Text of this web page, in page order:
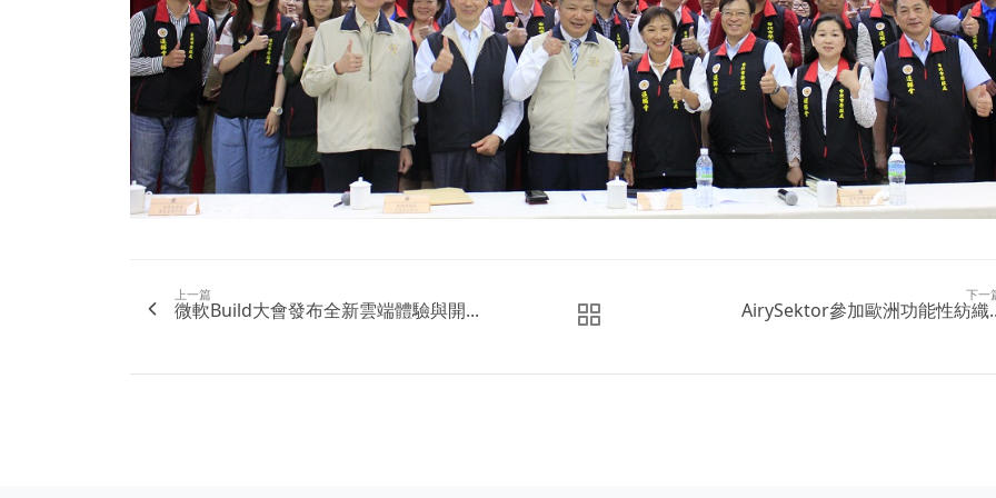
上一篇
微軟Build大會發布全新雲端體驗與開...
下一
AirySektor參加歐洲功能性紡織